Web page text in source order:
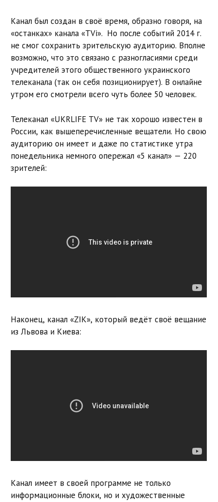
Канал был создан в своё время, образно говоря, на
«останках» канала «TVi». Но после событий 2014 г.
не смог сохранить зрительскую аудиторию. Вполне
возможно, что это связано с разногласиями среди
учредителей этого общественного украинского
телеканала (так он себя позиционирует). В онлайне
утром его смотрели всего чуть более 50 человек.
Телеканал «UKRLIFE TV» не так хорошо известен в
России, как вышеперечисленные вещатели. Но свою
аудиторию он имеет и даже по статистике утра
понедельника немного опережал «5 канал» — 220
зрителей:
Наконец, канал «ZIK», который ведёт своё вещание
из Львова и Киева:
Канал имеет в своей программе не только
информационные блоки, но и художественные